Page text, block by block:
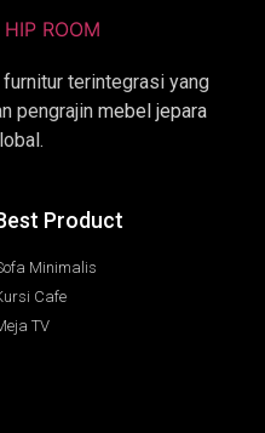
terintegrasi yang
pengrajin mebel jepara
Product
Minimalis
Cafe
TV